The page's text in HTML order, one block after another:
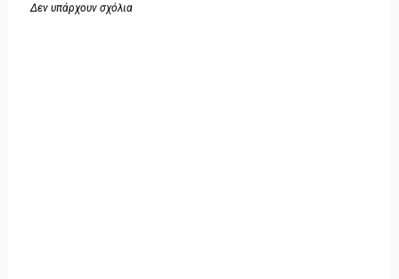
Δεν υπάρχουν σχόλια